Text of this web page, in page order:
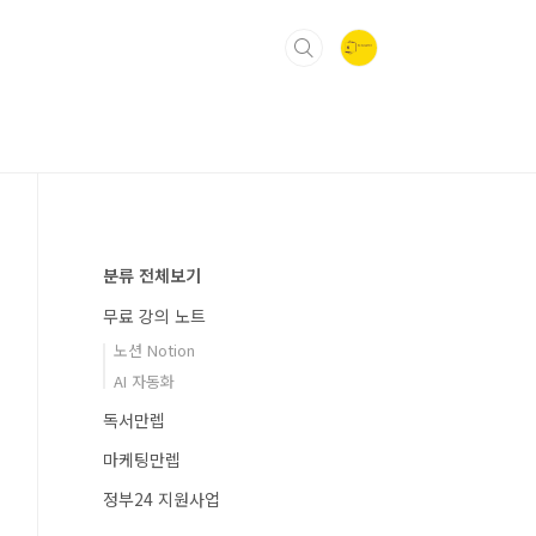
분류 전체보기
무료 강의 노트
노션 Notion
AI 자동화
독서만렙
마케팅만렙
정부24 지원사업